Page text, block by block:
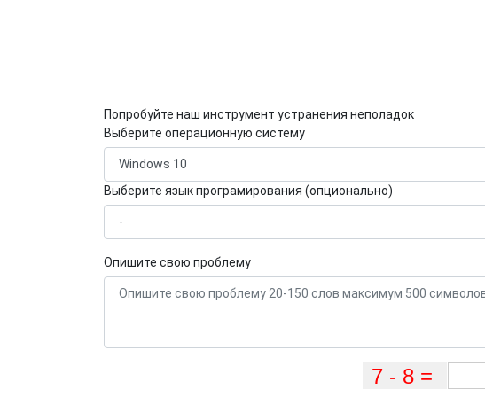
Попробуйте наш инструмент устранения неполадок
Выберите операционную систему
Выберите язык програмирования (опционально)
Опишите свою проблему